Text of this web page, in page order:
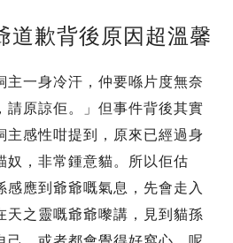
道歉背後原因超溫馨
主一身冷汗，仲要喺片度無奈
請原諒佢。」但事件背後其實
主感性咁提到，原來已經過身
奴，非常鍾意貓。所以佢估
感應到爺爺嘅氣息，先會走入
天之靈嘅爺爺嚟講，見到貓孫